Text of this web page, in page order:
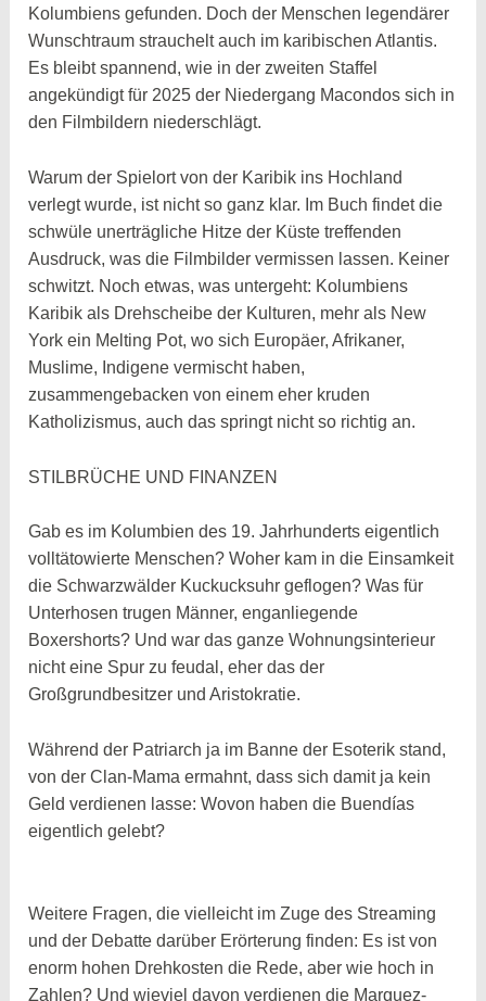
Kolumbiens gefunden. Doch der Menschen legendärer
Wunschtraum strauchelt auch im karibischen Atlantis.
Es bleibt spannend, wie in der zweiten Staffel
angekündigt für 2025 der Niedergang Macondos sich in
den Filmbildern niederschlägt.
Warum der Spielort von der Karibik ins Hochland
verlegt wurde, ist nicht so ganz klar. Im Buch findet die
schwüle unerträgliche Hitze der Küste treffenden
Ausdruck, was die Filmbilder vermissen lassen. Keiner
schwitzt. Noch etwas, was untergeht: Kolumbiens
Karibik als Drehscheibe der Kulturen, mehr als New
York ein Melting Pot, wo sich Europäer, Afrikaner,
Muslime, Indigene vermischt haben,
zusammengebacken von einem eher kruden
Katholizismus, auch das springt nicht so richtig an.
STILBRÜCHE UND FINANZEN
Gab es im Kolumbien des 19. Jahrhunderts eigentlich
volltätowierte Menschen? Woher kam in die Einsamkeit
die Schwarzwälder Kuckucksuhr geflogen? Was für
Unterhosen trugen Männer, enganliegende
Boxershorts? Und war das ganze Wohnungsinterieur
nicht eine Spur zu feudal, eher das der
Großgrundbesitzer und Aristokratie.
Während der Patriarch ja im Banne der Esoterik stand,
von der Clan-Mama ermahnt, dass sich damit ja kein
Geld verdienen lasse: Wovon haben die Buendías
eigentlich gelebt?
Weitere Fragen, die vielleicht im Zuge des Streaming
und der Debatte darüber Erörterung finden: Es ist von
enorm hohen Drehkosten die Rede, aber wie hoch in
Zahlen? Und wieviel davon verdienen die Marquez-